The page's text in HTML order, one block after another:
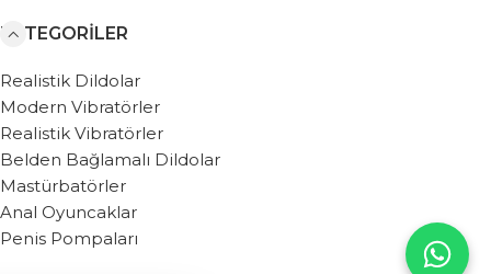
KATEGORILER
Realistik Dildolar
Modern Vibratörler
Realistik Vibratörler
Belden Bağlamalı Dildolar
Mastürbatörler
Anal Oyuncaklar
Penis Pompaları